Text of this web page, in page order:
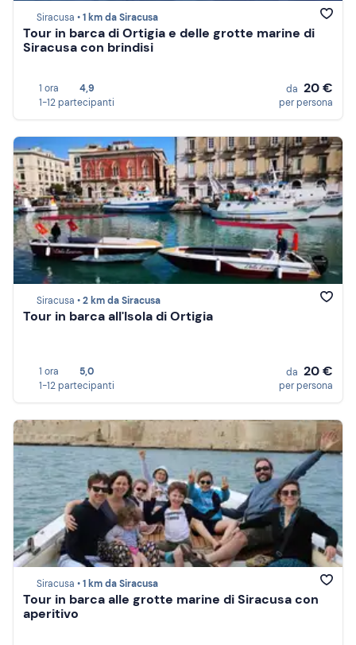
Siracusa •1 km da Siracusa
Tour in barca di Ortigia e delle grotte marine di
Siracusa con brindisi
1 ora
4,9
1-12 partecipanti
da 20 €
per persona
Siracusa •2 km da Siracusa
Tour in barca all'Isola di Ortigia
1 ora
5,0
1-12 partecipanti
da 20 €
per persona
Siracusa •1 km da Siracusa
Tour in barca alle grotte marine di Siracusa con
aperitivo